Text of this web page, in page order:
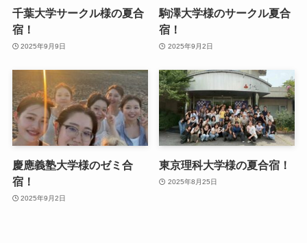
千葉大学サークル様の夏合
宿！
2025年9月9日
駒澤大学様のサークル夏合
宿！
2025年9月2日
慶應義塾大学様のゼミ合
宿！
2025年9月2日
東京理科大学様の夏合宿！
2025年8月25日